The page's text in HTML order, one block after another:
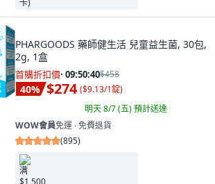
PHARGOODS 藥師健生活 兒童益生菌, 30包,
2g, 1盒
首購折扣價· 09:50:38$458
40% $274 ($9.13/1錠)
明天 8/7 (五)預計送達
WOW會員免運 ∙ 免費退貨
(895)